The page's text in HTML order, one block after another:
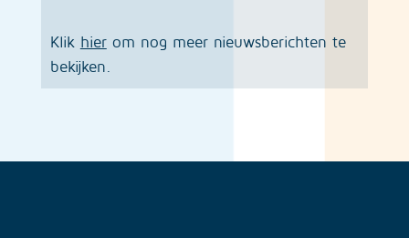
Klik hierom nog meer nieuwsberichten te
bekijken.